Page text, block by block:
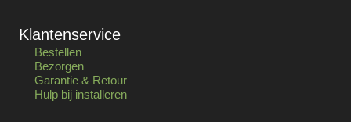
Klantenservice
Bestellen
Bezorgen
Garantie & Retour
Hulp bij installeren